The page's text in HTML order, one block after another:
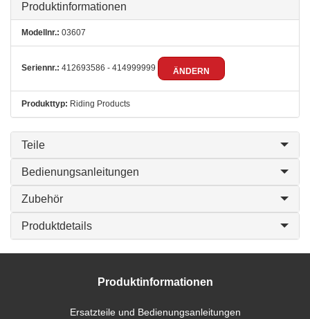
Produktinformationen
Modellnr.: 03607
Seriennr.: 412693586 - 414999999 ÄNDERN
Produkttyp: Riding Products
Teile
Bedienungsanleitungen
Zubehör
Produktdetails
Produktinformationen
Ersatzteile und Bedienungsanleitungen